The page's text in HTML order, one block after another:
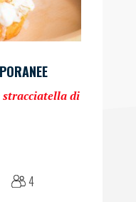
stracciatella di
4